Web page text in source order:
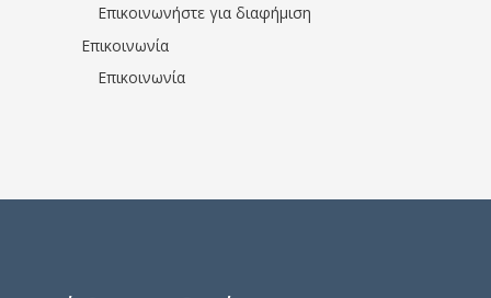
Επικοινωνήστε για διαφήμιση
Επικοινωνία
Επικοινωνία